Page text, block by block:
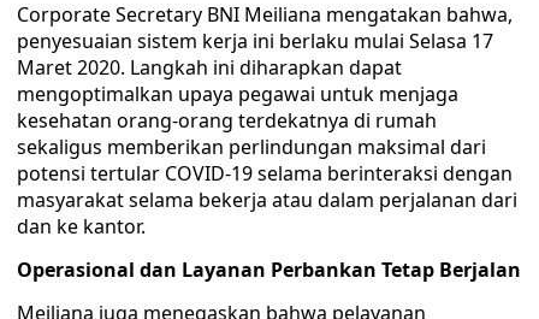
Corporate Secretary BNI Meiliana mengatakan bahwa,
penyesuaian sistem kerja ini berlaku mulai Selasa 17
Maret 2020. Langkah ini diharapkan dapat
mengoptimalkan upaya pegawai untuk menjaga
kesehatan orang-orang terdekatnya di rumah
sekaligus memberikan perlindungan maksimal dari
potensi tertular COVID-19 selama berinteraksi dengan
masyarakat selama bekerja atau dalam perjalanan dari
dan ke kantor.
Operasional dan Layanan Perbankan Tetap Berjalan
Meiliana juga menegaskan bahwa pelayanan